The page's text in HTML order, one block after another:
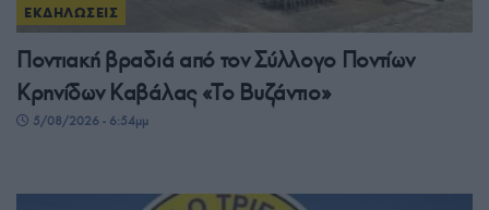
ΕΚΔΗΛΩΣΕΙΣ
Ποντιακή βραδιά από τον Σύλλογο Ποντίων
Κρηνίδων Καβάλας «Το Βυζάντιο»
5/08/2026 - 6:54μμ